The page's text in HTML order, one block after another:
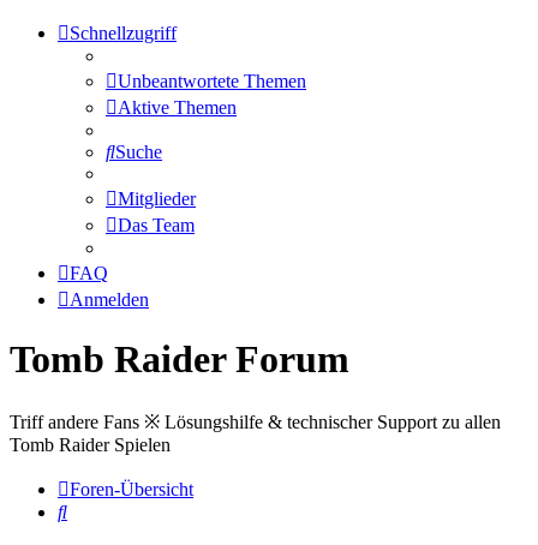
Schnellzugriff
Unbeantwortete Themen
Aktive Themen
Suche
Mitglieder
Das Team
FAQ
Anmelden
Tomb Raider Forum
Triff andere Fans ※ Lösungshilfe & technischer Support zu allen
Tomb Raider Spielen
Foren-Übersicht
Suche